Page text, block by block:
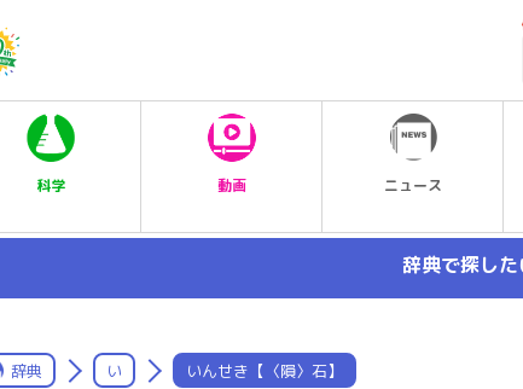
科学 動画 ニュース
辞典で探し
辞典 い いんせき【〈隕〉石】